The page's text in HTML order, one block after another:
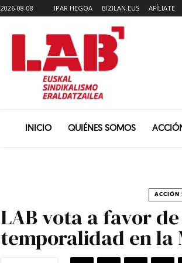
2026-08-08 IPAR HEGOA BIZILAN.EUS AFÍLIATE
INICIO QUIÉNES SOMOS
ACCIÓN
LAB vota a favor
temporalidad en la